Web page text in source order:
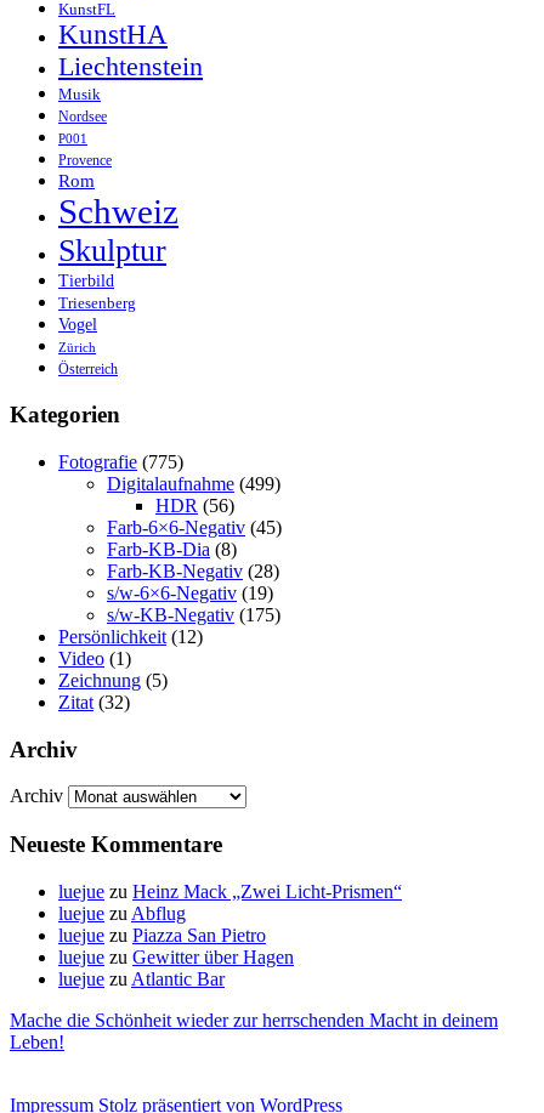
KunstFL
KunstHA
Liechtenstein
Musik
Nordsee
P001
Provence
Rom
Schweiz
Skulptur
Tierbild
Triesenberg
Vogel
Zürich
Österreich
Kategorien
Fotografie (775)
Digitalaufnahme (499)
HDR (56)
Farb-6×6-Negativ (45)
Farb-KB-Dia (8)
Farb-KB-Negativ (28)
s/w-6×6-Negativ (19)
s/w-KB-Negativ (175)
Persönlichkeit (12)
Video (1)
Zeichnung (5)
Zitat (32)
Archiv
Archiv
Neueste Kommentare
luejue zu Heinz Mack „Zwei Licht-Prismen“
luejue zu Abflug
luejue zu Piazza San Pietro
luejue zu Gewitter über Hagen
luejue zu Atlantic Bar
Mache die Schönheit wieder zur herrschenden Macht in deinem
Leben!
Impressum Stolz präsentiert von WordPress